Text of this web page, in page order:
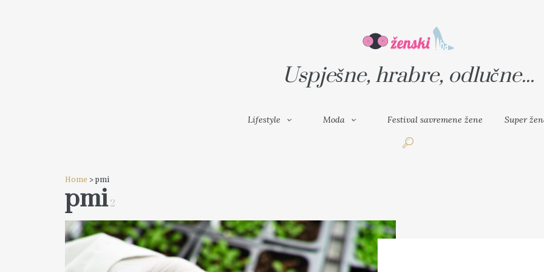
SUPER ŽENA
Uspješne, hrabre, odlučne...
Lifestyle Moda Festival savremene žene Super
Home > pmi
pmi2